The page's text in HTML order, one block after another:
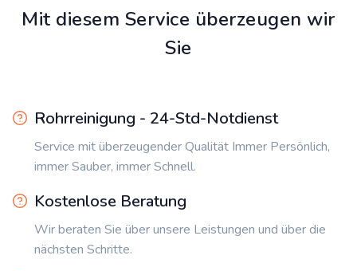
Mit diesem Service überzeugen wir
Sie
Rohrreinigung - 24-Std-Notdienst
Service mit überzeugender Qualität Immer Persönlich,
immer Sauber, immer Schnell.
Kostenlose Beratung
Wir beraten Sie über unsere Leistungen und über die
nächsten Schritte.